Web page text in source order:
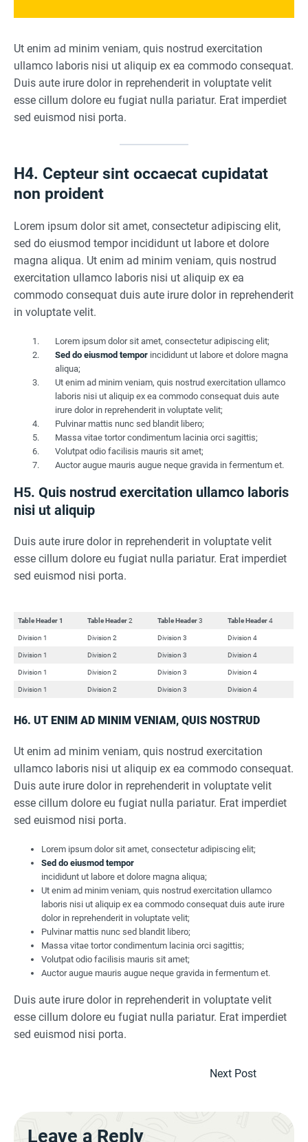
Ut enim ad minim veniam, quis nostrud exercitation
ullamco laboris nisi ut aliquip ex ea commodo consequat.
Duis aute irure dolor in reprehenderit in voluptate velit
esse cillum dolore eu fugiat nulla pariatur. Erat imperdiet
sed euismod nisi porta.
H4. Cepteur sint occaecat cupidatat
non proident
Lorem ipsum dolor sit amet, consectetur adipiscing elit,
sed do eiusmod tempor incididunt ut labore et dolore
magna aliqua. Ut enim ad minim veniam, quis nostrud
exercitation ullamco laboris nisi ut aliquip ex ea
commodo consequat duis aute irure dolor in reprehenderit
in voluptate velit.
Lorem ipsum dolor sit amet, consectetur adipiscing elit;
Sed do eiusmod tempor incididunt ut labore et dolore magna
aliqua;
Ut enim ad minim veniam, quis nostrud exercitation ullamco
laboris nisi ut aliquip ex ea commodo consequat duis aute
irure dolor in reprehenderit in voluptate velit;
Pulvinar mattis nunc sed blandit libero;
Massa vitae tortor condimentum lacinia orci sagittis;
Volutpat odio facilisis mauris sit amet;
Auctor augue mauris augue neque gravida in fermentum et.
H5. Quis nostrud exercitation ullamco laboris
nisi ut aliquip
Duis aute irure dolor in reprehenderit in voluptate velit
esse cillum dolore eu fugiat nulla pariatur. Erat imperdiet
sed euismod nisi porta.
Table Header 1 Table Header2 Table Header3 Table Header4
Division 1 Division 2 Division 3 Division 4
Division 1 Division 2 Division 3 Division 4
Division 1 Division 2 Division 3 Division 4
Division 1 Division 2 Division 3 Division 4
H6. UT ENIM AD MINIM VENIAM, QUIS NOSTRUD
Ut enim ad minim veniam, quis nostrud exercitation
ullamco laboris nisi ut aliquip ex ea commodo consequat.
Duis aute irure dolor in reprehenderit in voluptate velit
esse cillum dolore eu fugiat nulla pariatur. Erat imperdiet
sed euismod nisi porta.
Lorem ipsum dolor sit amet, consectetur adipiscing elit;
Sed do eiusmod tempor
incididunt ut labore et dolore magna aliqua;
Ut enim ad minim veniam, quis nostrud exercitation ullamco
laboris nisi ut aliquip ex ea commodo consequat duis aute irure
dolor in reprehenderit in voluptate velit;
Pulvinar mattis nunc sed blandit libero;
Massa vitae tortor condimentum lacinia orci sagittis;
Volutpat odio facilisis mauris sit amet;
Auctor augue mauris augue neque gravida in fermentum et.
Duis aute irure dolor in reprehenderit in voluptate velit
esse cillum dolore eu fugiat nulla pariatur. Erat imperdiet
sed euismod nisi porta.
Next Post
Leave a Reply